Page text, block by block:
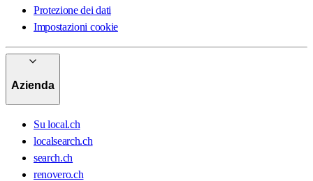
Protezione dei dati
Impostazioni cookie
Azienda
Su local.ch
localsearch.ch
search.ch
renovero.ch